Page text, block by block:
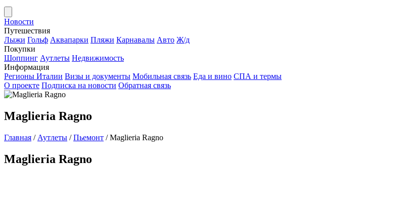
Новости
Путешествия
Лыжи Гольф Аквапарки Пляжи Карнавалы Авто Ж/д
Покупки
Шоппинг Аутлеты Недвижимость
Информация
Регионы Италии Визы и документы Мобильная связь Еда и вино СПА и термы
О проекте Подписка на новости Обратная связь
Maglieria Ragno
Главная / Аутлеты / Пьемонт / Maglieria Ragno
Maglieria Ragno